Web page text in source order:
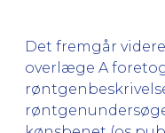
Det fremgår
overlæge A